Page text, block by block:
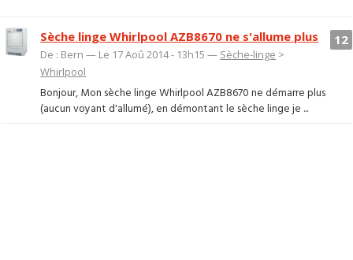
12
Sèche linge Whirlpool AZB8670 ne s'allume plus
De : Bern — Le 17 Aoû 2014 - 13h15 — Sèche-linge >
Whirlpool
Bonjour, Mon sèche linge Whirlpool AZB8670 ne démarre plus
(aucun voyant d'allumé), en démontant le sèche linge je ...